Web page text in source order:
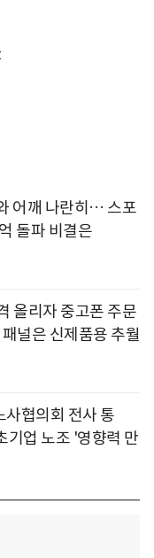
어깨 나란히… 스포
돌파 비결은
올리자 중고폰 주문
널은 신제품용 추월
협의회 전사 통
업 노조 '영향력 만